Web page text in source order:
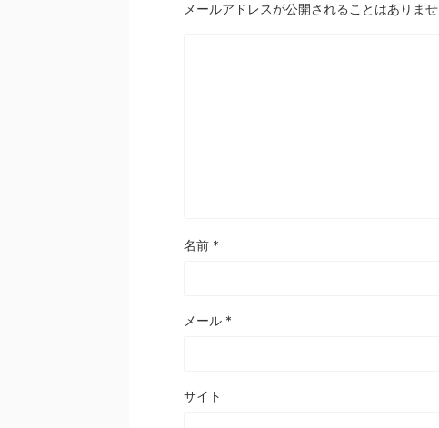
メールアドレスが公開されることはありませ
名前 *
メール *
サイト